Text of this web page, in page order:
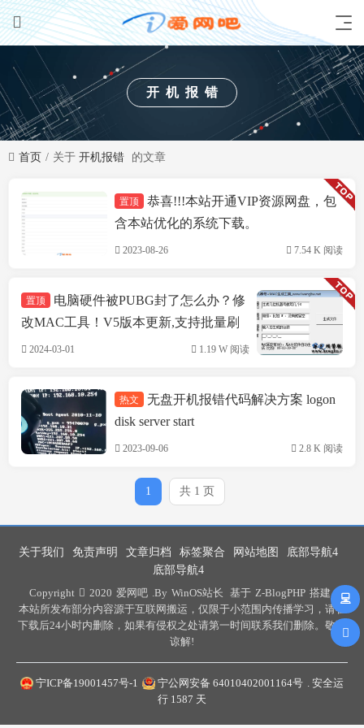
开机报错
首页 关于 开机报错 的文章
技术方案
置顶
恭喜!!!本站开通VIP资源网盘，包
含本站优化的系统下载。
2023-08-26 7.54 K 阅读
置顶
电脑硬件被PUBG封了怎么办？修
改MAC工具！V5版本更新,支持批量刷
机,支持INTEL&瑞立网卡
2024-03-01 1.19 W 阅读
技术方案
热文
无盘开机报错代码解决方案 logon
disk server start
2023-09-06 2.8 K 阅读
1 共 1 页
关于我们 免责声明 文章归档 标签聚合 网站地图
底部导航4
底部导航4
Copyright
2020 爱网吧 .By WinOS站长 基于 Z-BlogPHP 搭建 .
本站所发布部分内容源于互联网搬运，仅限于小范围内传播学习，请在
下载后24小时内删除，如果有侵权之处请第一时间联系我们删除。敬请
谅解!
宁ICP备19001457号-1 宁公网安备 64010402001164号 . 安全运
行 1587 天